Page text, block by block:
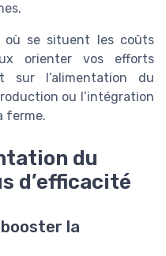
où se situent les coûts
orienter vos efforts
sur l’alimentation du
ou l’intégration
ferme.
du
d’efficacité
la